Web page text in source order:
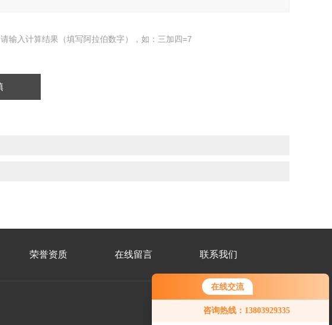
在线交流
咨询热线：13803929335
请输入计算结果（填写阿拉伯数字），如：三加四=7
荣誉资质 在线留言 联系我们